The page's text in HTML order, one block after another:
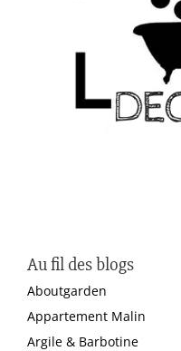
Au fil des blogs
Aboutgarden
Appartement Malin
Argile & Barbotine